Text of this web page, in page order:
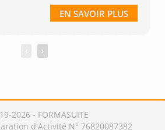
EN SAVOIR PLUS
›
2026 - FORMASUITE
d'Activité N° 76820087382